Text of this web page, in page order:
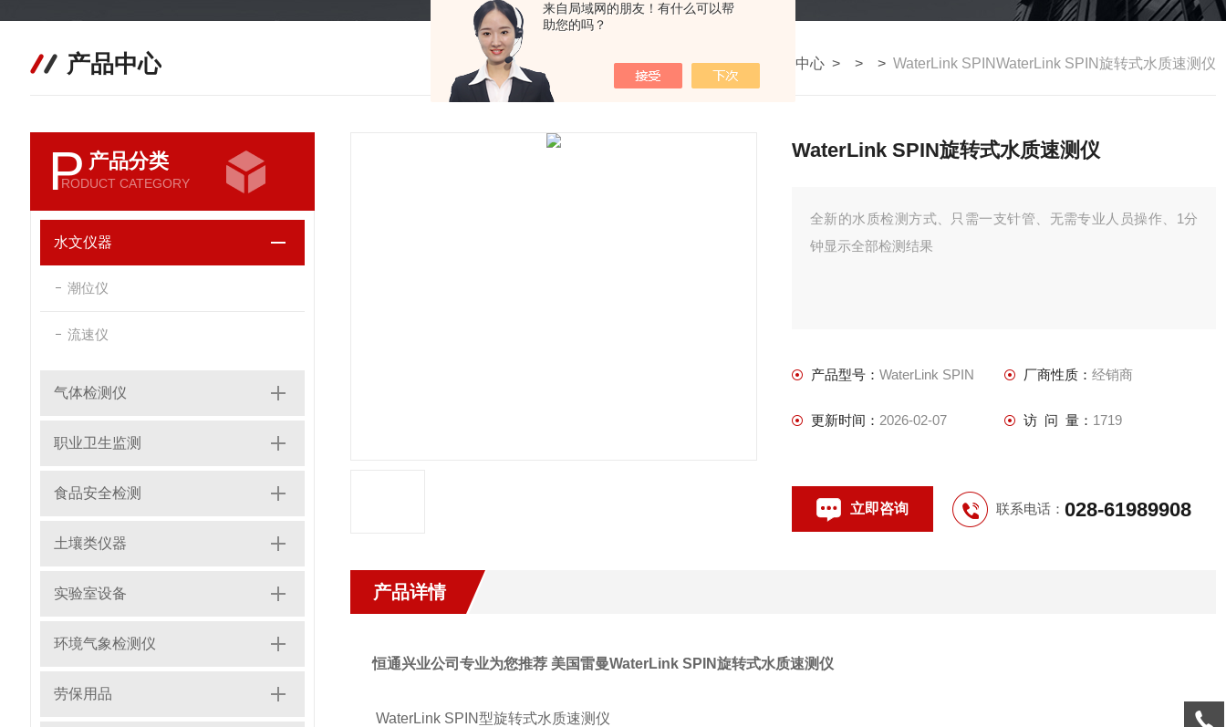
来自局域网的朋友！有什么可以帮
助您的吗？
产品中心 我的位置：首页> 产品中心 > > > WaterLink SPINWaterLink SPIN旋转式水质速测仪
P 产品分类
RODUCT CATEGORY
水文仪器
潮位仪
流速仪
气体检测仪
职业卫生监测
食品安全检测
土壤类仪器
实验室设备
环境气象检测仪
劳保用品
WaterLink SPIN旋转式水质速测仪
全新的水质检测方式、只需一支针管、无需专业人员操作、1分
钟显示全部检测结果
产品型号： WaterLink SPIN 厂商性质： 经销商
更新时间： 2026-02-07 访 问 量： 1719
立即咨询 联系电话： 028-61989908
产品详情
恒通兴业公司专业为您推荐 美国雷曼WaterLink SPIN旋转式水质速测仪
WaterLink SPIN型旋转式水质速测仪